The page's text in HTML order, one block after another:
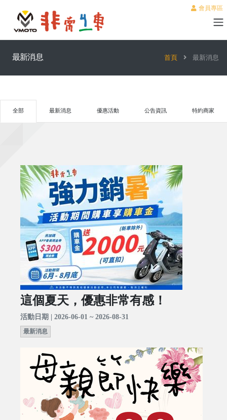
會員專區
最新消息 首頁 最新消息
全部 最新消息 優惠活動 公告資訊 特約商家
這個夏天，優惠非常有感！
活動日期 | 2026-06-01 ~ 2026-08-31
最新消息